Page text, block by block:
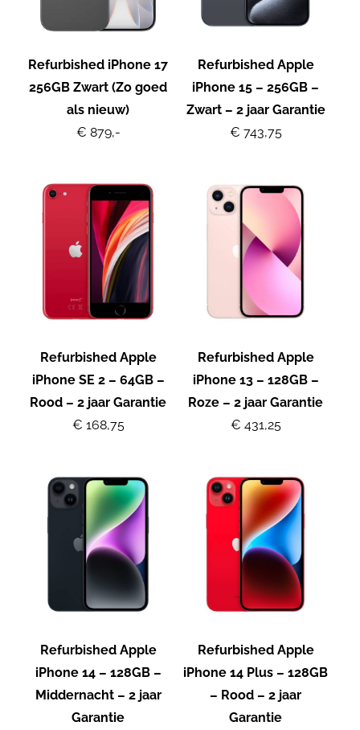
Refurbished iPhone 17
256GB Zwart (Zo goed
als nieuw)
€ 879,-
Refurbished Apple
iPhone 15 – 256GB –
Zwart – 2 jaar Garantie
€ 743,75
Refurbished Apple
iPhone SE 2 – 64GB –
Rood – 2 jaar Garantie
€ 168,75
Refurbished Apple
iPhone 13 – 128GB –
Roze – 2 jaar Garantie
€ 431,25
Refurbished Apple
iPhone 14 – 128GB –
Middernacht – 2 jaar
Garantie
Refurbished Apple
iPhone 14 Plus – 128GB
– Rood – 2 jaar
Garantie